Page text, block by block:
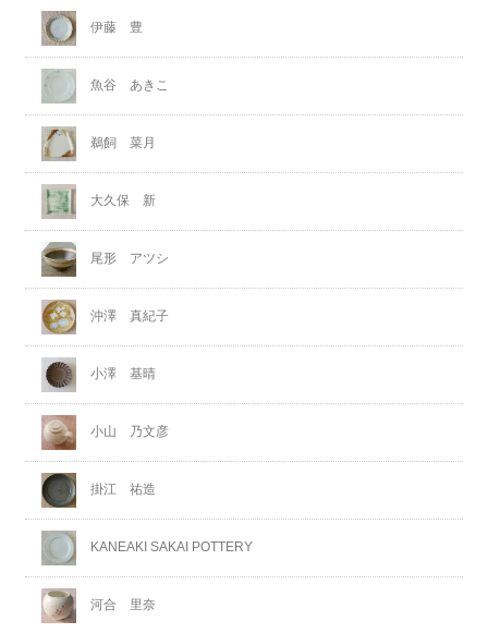
伊藤 豊
魚谷 あきこ
鵜飼 菜月
大久保 新
尾形 アツシ
沖澤 真紀子
小澤 基晴
小山 乃文彦
掛江 祐造
KANEAKI SAKAI POTTERY
河合 里奈